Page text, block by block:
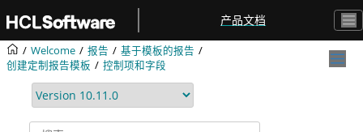
产品文档
Welcome 报告
基于模板的报告
创建定制报告模板
控制项和字段